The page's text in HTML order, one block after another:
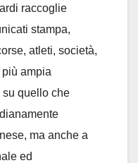
raccoglie
stampa,
atleti, società,
ampia
su quello che
ma anche a
ed